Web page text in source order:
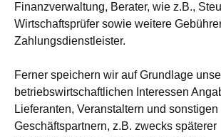
Finanzverwaltung, Berater, wie z.B.,
Wirtschaftsprüfer sowie weitere
Zahlungsdienstleister.
Ferner speichern wir auf Grundlage
betriebswirtschaftlichen Interessen
Lieferanten, Veranstaltern und sonstigen
Geschäftspartnern, z.B. zwecks späterer